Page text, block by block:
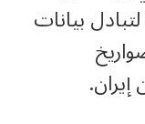
بيانات